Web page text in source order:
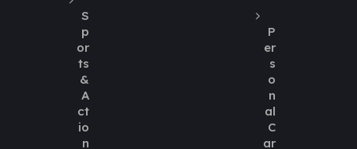
S
p
or
ts
&
A
ct
io
n
P
er
s
o
n
al
C
ar